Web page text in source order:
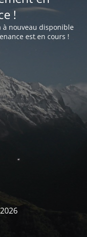
!
à nouveau disponible
est en cours !